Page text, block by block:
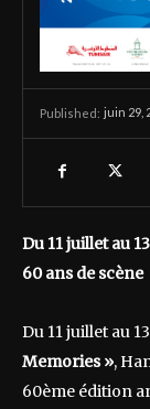
Published: juin 29,
Du 11 juillet au
60 ans de scène
Du 11 juillet au
Memories »,
60ème édition